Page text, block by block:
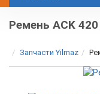
Ремень ACK
Запчасти Yilmaz